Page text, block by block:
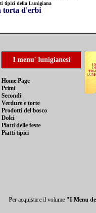
tipici della Lunigiana
torta d'erbi
I menu' lunigianesi
Home Page
Primi
Secondi
Verdure e torte
Prodotti del bosco
Dolci
Piatti delle feste
Piatti tipici
Per acquistare il volume "I Menu